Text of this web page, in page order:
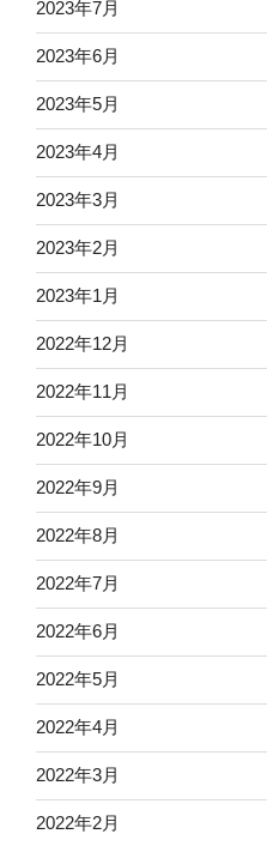
2023年7月
2023年6月
2023年5月
2023年4月
2023年3月
2023年2月
2023年1月
2022年12月
2022年11月
2022年10月
2022年9月
2022年8月
2022年7月
2022年6月
2022年5月
2022年4月
2022年3月
2022年2月